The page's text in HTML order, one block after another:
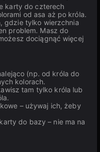
karty do czterech
od asa aż po króla.
gdzie tylko wierzchnia
problem. Masz do
dociągnąć więcej
(np. od króla do
kolorach.
tam tylko króla lub
– używaj ich, żeby
do bazy – nie ma na